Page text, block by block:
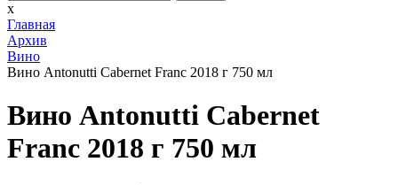
x
Главная
Архив
Вино
Вино Antonutti Cabernet Franc 2018 г 750 мл
Вино Antonutti Cabernet
Franc 2018 г 750 мл